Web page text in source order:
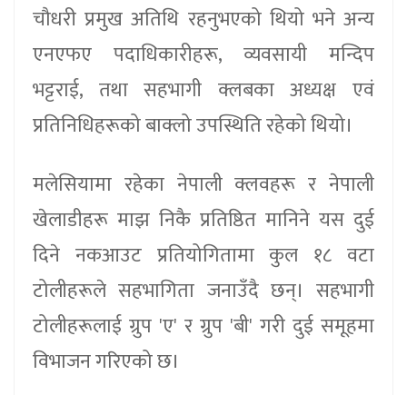
चौधरी प्रमुख अतिथि रहनुभएको थियो भने अन्य
एनएफए पदाधिकारीहरू, व्यवसायी मन्दिप
भट्टराई, तथा सहभागी क्लबका अध्यक्ष एवं
प्रतिनिधिहरूको बाक्लो उपस्थिति रहेको थियो।
मलेसियामा रहेका नेपाली क्लवहरू र नेपाली
खेलाडीहरू माझ निकै प्रतिष्ठित मानिने यस दुई
दिने नकआउट प्रतियोगितामा कुल १८ वटा
टोलीहरूले सहभागिता जनाउँदै छन्। सहभागी
टोलीहरूलाई ग्रुप 'ए' र ग्रुप 'बी' गरी दुई समूहमा
विभाजन गरिएको छ।